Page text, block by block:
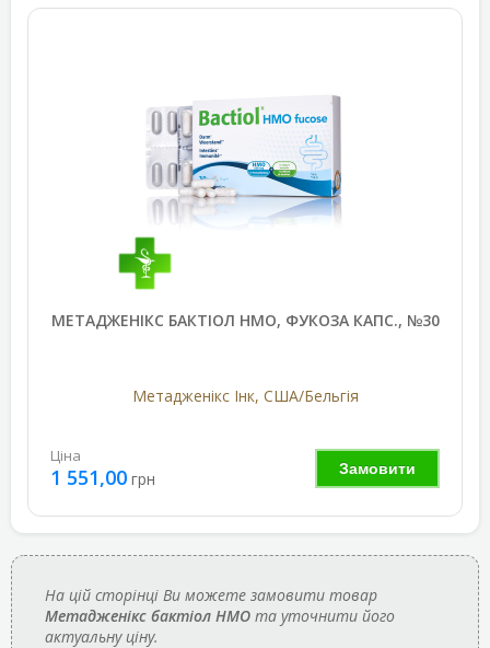
МЕТАДЖЕНІКС БАКТІОЛ НМО, ФУКОЗА КАПС., №30
Метадженікс Інк, США/Бельгія
Замовити
Ціна
1 551,00 грн
На цій сторінці Ви можете замовити товар
Метадженікс бактіол НМО та уточнити його
актуальну ціну.